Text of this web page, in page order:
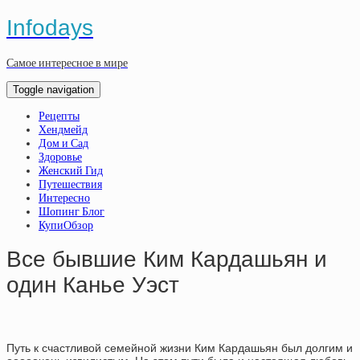
Infodays
Самое интересное в мире
Toggle navigation
Рецепты
Хендмейд
Дом и Сад
Здоровье
Женский Гид
Путешествия
Интересно
Шопинг Блог
КупиОбзор
Все бывшие Ким Кардашьян и
один Канье Уэст
Путь к счастливой семейной жизни Ким Кардашьян был долгим и